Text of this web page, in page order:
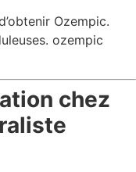
Ozempic.
ozempic
chez